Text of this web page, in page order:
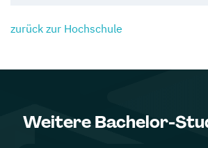
zurück zur Hochschule
Weitere Bachelor-